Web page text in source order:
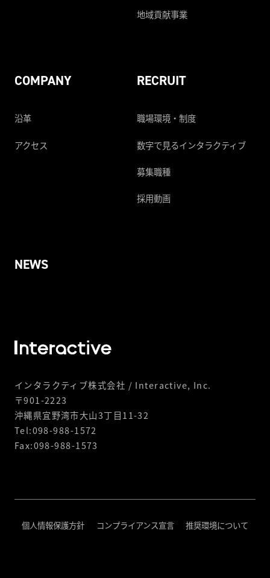
地域貢献事業
COMPANY
沿革
アクセス
RECRUIT
職場環境・制度
数字で見るインタラクティブ
募集職種
採用動画
NEWS
インタラクティブ株式会社 / Interactive, Inc.
〒901-2223
沖縄県宜野湾市大山3丁目11-32
Tel:098-988-1572
Fax:098-988-1573
個人情報保護方針 コンプライアンス宣言 推奨環境について